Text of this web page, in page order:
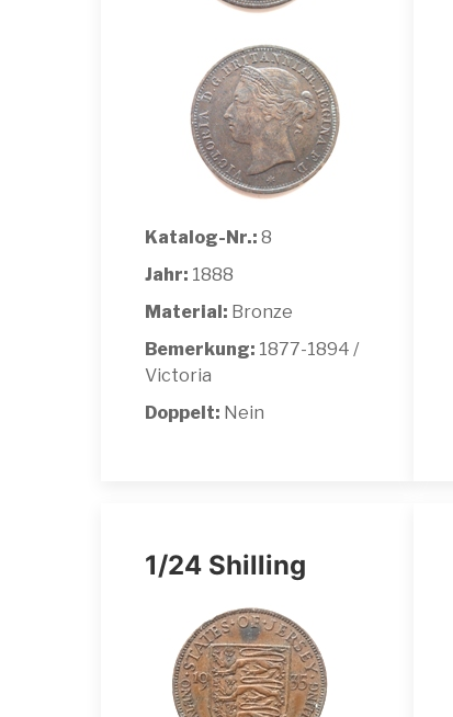
Katalog-Nr.: 8
Jahr: 1888
Material: Bronze
Bemerkung: 1877-1894 /
Victoria
Doppelt: Nein
1/24 Shilling